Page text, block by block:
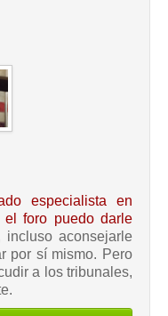
especialista en
el foro puedo darle
incluso aconsejarle
por sí mismo. Pero
a los tribunales,